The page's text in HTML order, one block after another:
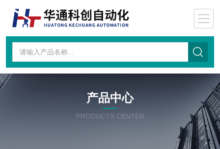
产品中心
PRODUCTS CENTER